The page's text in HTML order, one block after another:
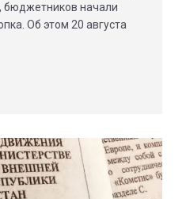
бюджетников начали
Об этом 20 августа